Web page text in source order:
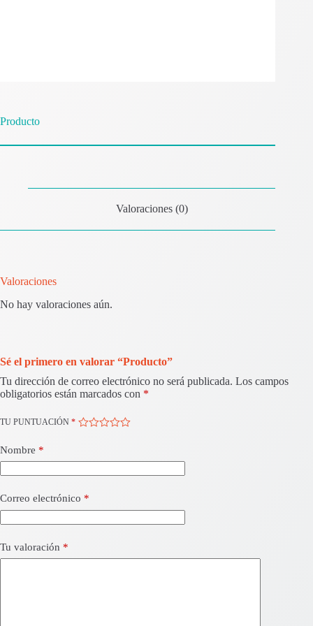
Producto
Valoraciones (0)
Valoraciones
No hay valoraciones aún.
Sé el primero en valorar “Producto”
Tu dirección de correo electrónico no será publicada. Los campos
obligatorios están marcados con *
TU PUNTUACIÓN *
Nombre *
Correo electrónico *
Tu valoración *